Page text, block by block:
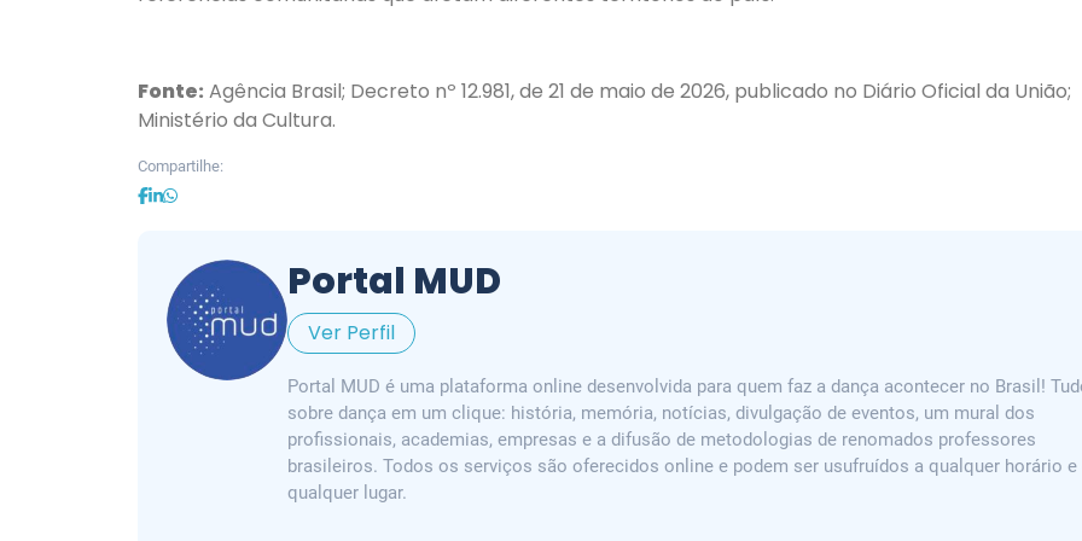
Fonte: Agência Brasil; Decreto nº 12.981, de 21 de maio de 2026, publicado no Diário Oficial da União;
Ministério da Cultura.
Compartilhe:
Portal MUD
Ver Perfil
Portal MUD é uma plataforma online desenvolvida para quem faz a dança acontecer no Brasil!
sobre dança em um clique: história, memória, notícias, divulgação de eventos, um mural dos
profissionais, academias, empresas e a difusão de metodologias de renomados professores
brasileiros. Todos os serviços são oferecidos online e podem ser usufruídos a qualquer horário e
qualquer lugar.